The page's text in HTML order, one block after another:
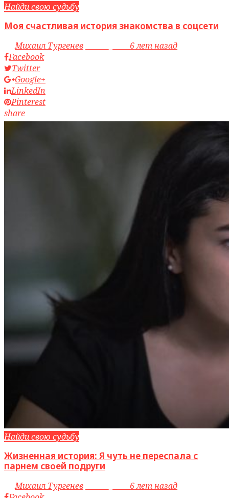
Найди свою судьбу
Моя счастливая история знакомства в соцсети
byМихаил Тургенев
6 лет назад
Facebook
Twitter
Google+
LinkedIn
Pinterest
share
Найди свою судьбу
Жизненная история: Я чуть не переспала с
парнем своей подруги
byМихаил Тургенев
6 лет назад